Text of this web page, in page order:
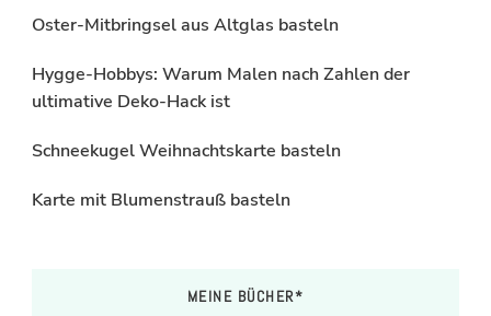
Oster-Mitbringsel aus Altglas basteln
Hygge-Hobbys: Warum Malen nach Zahlen der
ultimative Deko-Hack ist
Schneekugel Weihnachtskarte basteln
Karte mit Blumenstrauß basteln
MEINE BÜCHER*